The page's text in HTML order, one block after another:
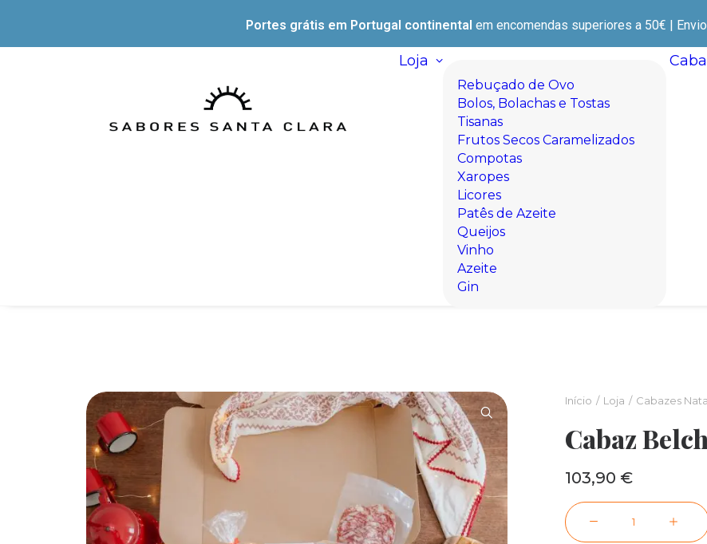
Portes grátis em Portugal continental em encomendas superiores a 50€ |
Loja
Rebuçado de Ovo
Bolos, Bolachas e Tostas
Tisanas
Frutos Secos Caramelizados
Compotas
Xaropes
Licores
Patês de Azeite
Queijos
Vinho
Azeite
Gin
Início Loja Cabazes
Cabaz
103,90 €
Quantidade
de